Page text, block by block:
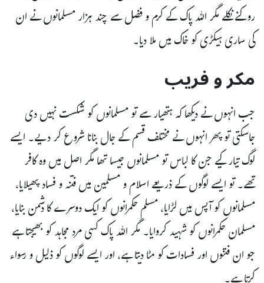
روکنے نکلے مگر اللہ پاک کے کرم و فضل سے چند ہزار مسلمانوں نے ان
کی ساری ہیکڑی کو خاک میں ملا دیا۔
مکر و فریب
جب انہوں نے دیکھا کہ ہتھیار سے تو مسلمانوں کو شکست نہیں دی
جاسکتی تو پھر انہوں نے مختلف قسم کے جال بنانا شروع کر دیے۔ ایسے
لوگ تیار کیے جن کا لباس تو مسلمانوں جیسا تھا مگر اصل میں وہ کافر
تھے۔ تو ایسے لوگوں کے ذریعے اسلام و مسلمین میں فتنہ و فساد پھیلایا،
مسلمانوں کو آپس میں لڑایا، مسلم حکمرانوں کو ایک دوسرے کا دشمن بنایا،
مسلمان حکمرانوں کو شہید کروایا۔ مگر اللہ پاک کسی مرد مجاہد کو بھیجتا ہے
جو ان فتنوں اور فسادات کو مٹا دیتا ہے، اور ایسے لوگوں کو ذلیل و رسواء